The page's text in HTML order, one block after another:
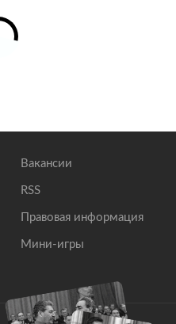
Вакансии
RSS
Правовая информация
Мини-игры